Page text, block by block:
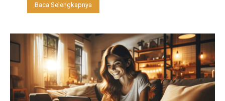
Baca Selengkapnya